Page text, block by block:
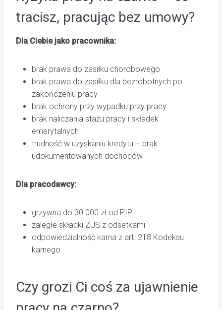
tracisz, pracując bez umowy?
Dla Ciebie jako pracownika:
brak prawa do zasiłku chorobowego
brak prawa do zasiłku dla bezrobotnych po
zakończeniu pracy
brak ochrony przy wypadku przy pracy
brak naliczania stażu pracy i składek
emerytalnych
trudność w uzyskaniu kredytu – brak
udokumentowanych dochodów
Dla pracodawcy:
grzywna do 30 000 zł od PIP
zaległe składki ZUS z odsetkami
odpowiedzialność karna z art. 218 Kodeksu
karnego
Czy grozi Ci coś za ujawnienie